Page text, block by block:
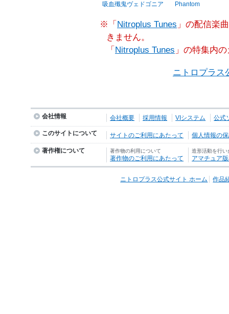
吸血殲鬼ヴェドゴニア Phantom
※「 Nitroplus Tunes 」の配信楽
きません。
「 Nitroplus Tunes 」の特集内
ニトロプラス
会社情報 会社概要 採用情報 VIシステム 公式
このサイトについて サイトのご利用にあたって 個人情報の
著作権について 著作物の利用について
著作物のご利用にあたって
造形活動を行い
アマチュア
ニトロプラス公式サイト ホーム 作品